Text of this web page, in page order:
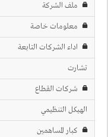
ملف الشركة
معلومات خاصة
اداء الشركات التابعة
تشارت
شركات القطاع
الهيكل التنظيمي
كبار المساهمين